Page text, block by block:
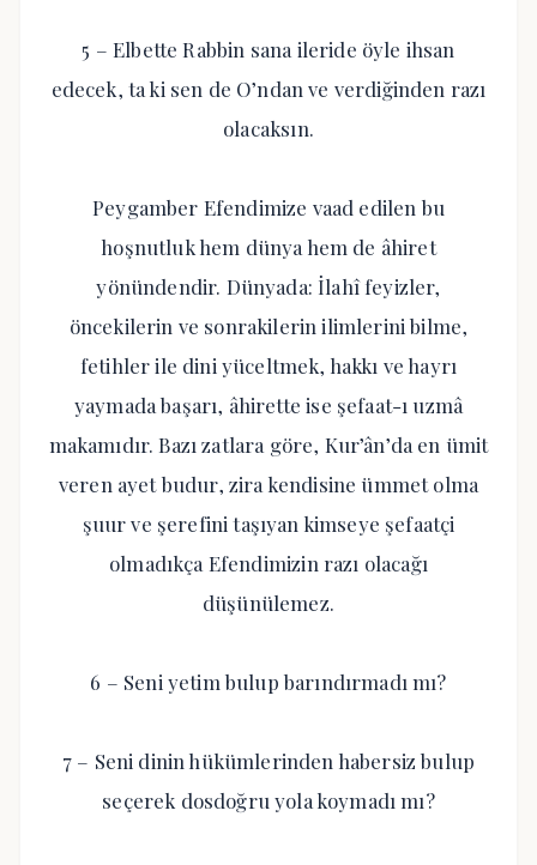
5 – Elbette Rabbin sana ileride öyle ihsan
edecek, ta ki sen de O’ndan ve verdiğinden razı
olacaksın.
Peygamber Efendimize vaad edilen bu
hoşnutluk hem dünya hem de âhiret
yönündendir. Dünyada: İlahî feyizler,
öncekilerin ve sonrakilerin ilimlerini bilme,
fetihler ile dini yüceltmek, hakkı ve hayrı
yaymada başarı, âhirette ise şefaat-ı uzmâ
makamıdır. Bazı zatlara göre, Kur’ân’da en ümit
veren ayet budur, zira kendisine ümmet olma
şuur ve şerefini taşıyan kimseye şefaatçi
olmadıkça Efendimizin razı olacağı
düşünülemez.
6 – Seni yetim bulup barındırmadı mı?
7 – Seni dinin hükümlerinden habersiz bulup
seçerek dosdoğru yola koymadı mı?